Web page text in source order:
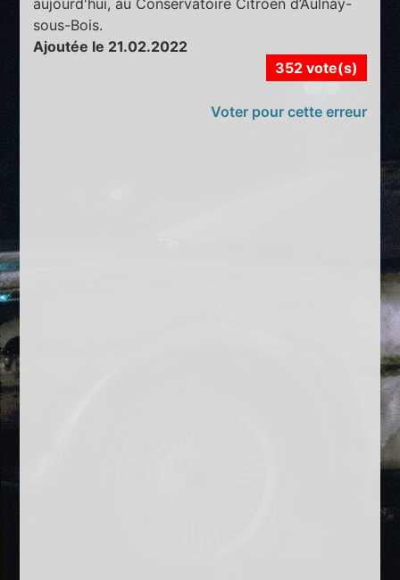
sous-Bois.
Ajoutée le 21.02.2022
352 vote(s)
Voter pour cette erreur